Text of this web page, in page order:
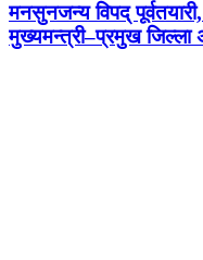
मनसुनजन्य विपद् पूर्वतयारी,
मुख्यमन्त्री–प्रमुख जिल्ला